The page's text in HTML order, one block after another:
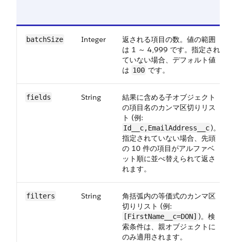
batchSize Integer
返される項目の数。値の範囲
は 1 ～ 4,999 です。指定され
ていない場合、デフォルト値
は 100 です。
fields String
結果に含める子オブジェクト
の項目名のカンマ区切りリス
ト (例:
Id__c,EmailAddress__c)。
指定されていない場合、先頭
の 10 件の項目がアルファベ
ット順に並べ替えられて返さ
れます。
filters String
角括弧内の等価式のカンマ区
切りリスト (例:
[FirstName__c=DON] )。検
索条件は、親オブジェクトに
のみ適用されます。